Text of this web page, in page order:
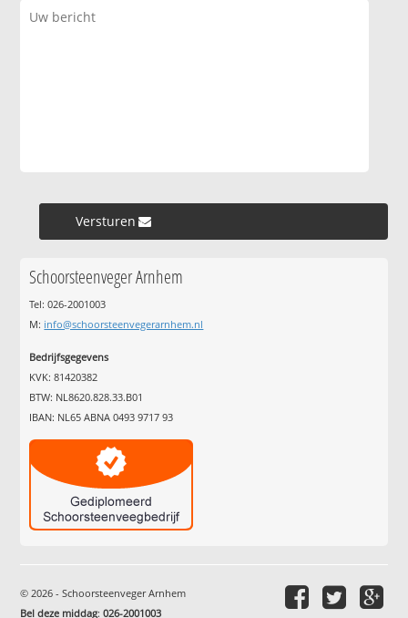
Versturen »
Schoorsteenveger Arnhem
Tel: 026-2001003
M: info@schoorsteenvegerarnhem.nl
Bedrijfsgegevens
KVK: 81420382
BTW: NL8620.828.33.B01
IBAN: NL65 ABNA 0493 9717 93
© 2026 - Schoorsteenveger Arnhem
Bel deze middag:026-2001003